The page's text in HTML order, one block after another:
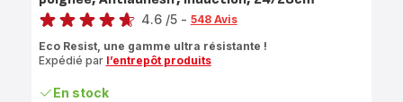
4.6 /5 - 548 Avis
Eco Resist, une gamme ultra résistante !
Expédié par l’entrepôt produits
En stock